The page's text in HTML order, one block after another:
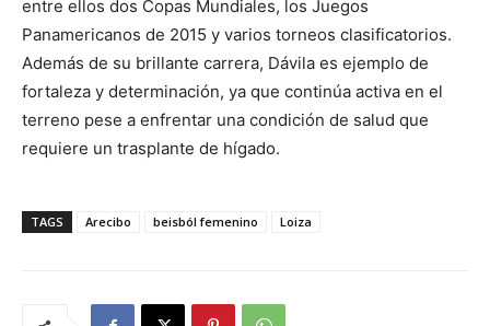
entre ellos dos Copas Mundiales, los Juegos
Panamericanos de 2015 y varios torneos clasificatorios.
Además de su brillante carrera, Dávila es ejemplo de
fortaleza y determinación, ya que continúa activa en el
terreno pese a enfrentar una condición de salud que
requiere un trasplante de hígado.
TAGS Arecibo beisból femenino Loiza